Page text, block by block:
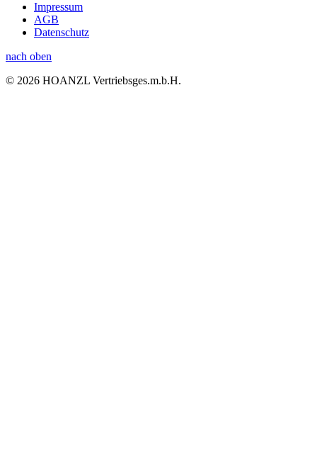
Impressum
AGB
Datenschutz
nach oben
© 2026 HOANZL Vertriebsges.m.b.H.